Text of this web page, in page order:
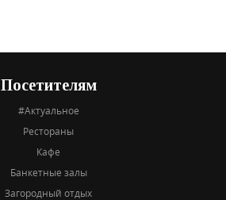
Посетителям
#Актуальное
Рестораны
Кафе
Банкетные залы
Загородный отдых